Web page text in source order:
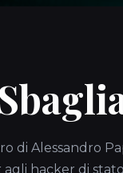
di Alessandro
hacker di
web della banda è